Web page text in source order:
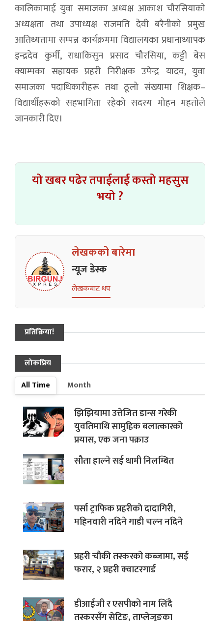
कालिकामाई युवा समाजका अध्यक्ष आकाश चौरसियाको
अध्यक्षता तथा उपाध्यक्ष राजमति देवी बरैनीको प्रमुख
आतिथ्यतामा सम्पन्न कार्यक्रममा विद्यालयका प्रधानाध्यापक
इन्द्रदेव कुर्मी, राधाकिसुन प्रसाद चौरसिया, कट्टी बेस
क्याम्पका सहायक प्रहरी निरीक्षक उपेन्द्र यादव, युवा
समाजका पदाधिकारीहरू तथा ठूलो संख्यामा शिक्षक–
विद्यार्थीहरूको सहभागिता रहेको सदस्य मोहन महतोले
जानकारी दिए।
यो खबर पढेर तपाईलाई कस्तो महसुस
भयो ?
लेखकको बारेमा
न्यूज डेस्क
लेखकबाट थप
प्रतिक्रिया!
लोकप्रिय
All Time
Month
झिझियामा उत्तेजित डान्स गरेकी
युवतिमाथि सामुहिक बलात्कारको
प्रयास, एक जना पक्राउ
सौता हाल्ने सई धामी निलम्बित
पर्सा ट्राफिक प्रहरीकाे दादागिरी,
महिनवारी नदिने गाडी चल्न नदिने
प्रहरी चौकी तस्करको कब्जामा, सई
फरार, २ प्रहरी क्वाटरगार्ड
डीआईजी र एसपीको नाम लिँदै
तस्करसँग सेटिङ, ताप्लेजुङका